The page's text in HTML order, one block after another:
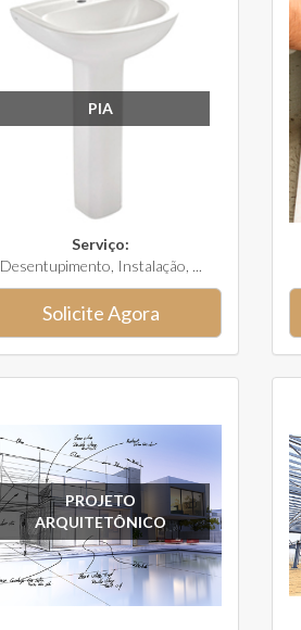
PIA
Serviço:
Desentupimento, Instalação, ...
Solicite Agora
PROJETO
ARQUITETÔNICO